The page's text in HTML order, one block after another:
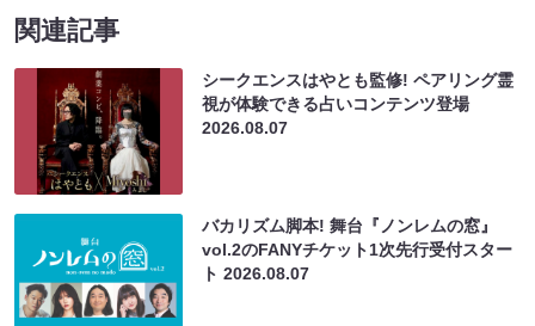
関連記事
シークエンスはやとも監修! ペアリング霊
視が体験できる占いコンテンツ登場
2026.08.07
バカリズム脚本! 舞台『ノンレムの窓』
vol.2のFANYチケット1次先行受付スター
ト2026.08.07